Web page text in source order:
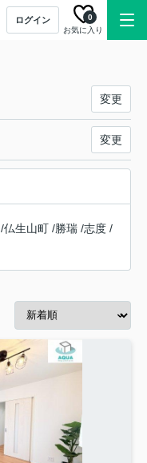
ログイン
お気に入り
0
変更
変更
/仏生山町 /勝瑞 /志度 /